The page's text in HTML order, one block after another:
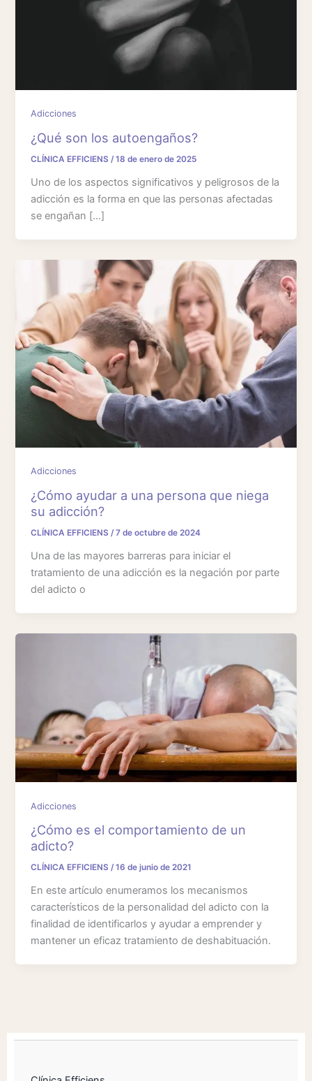
Adicciones
¿Qué son los autoengaños?
CLÍNICA EFFICIENS/18 de enero de 2025
Uno de los aspectos significativos y peligrosos de la
adicción es la forma en que las personas afectadas
se engañan […]
Adicciones
¿Cómo ayudar a una persona que niega
su adicción?
CLÍNICA EFFICIENS/7 de octubre de 2024
Una de las mayores barreras para iniciar el
tratamiento de una adicción es la negación por parte
del adicto o
Adicciones
¿Cómo es el comportamiento de un
adicto?
CLÍNICA EFFICIENS/16 de junio de 2021
En este artículo enumeramos los mecanismos
característicos de la personalidad del adicto con la
finalidad de identificarlos y ayudar a emprender y
mantener un eficaz tratamiento de deshabituación.